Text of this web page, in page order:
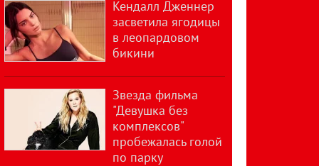
Кендалл Дженнер
засветила ягодицы
в леопардовом
бикини
Звезда фильма
"Девушка без
комплексов"
пробежалась голой
по парку